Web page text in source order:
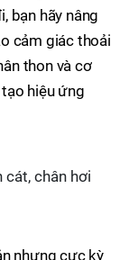
bạn hãy nâng
cảm giác thoải
thon và cơ
hiệu ứng
chân hơi
nhưng cực kỳ